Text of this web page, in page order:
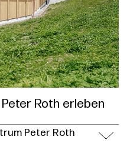
Roth erleben
Peter Roth